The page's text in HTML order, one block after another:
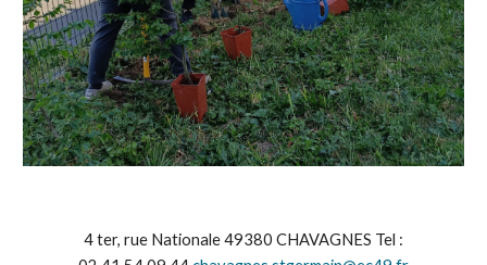
4 ter, rue Nationale 49380 CHAVAGNES Tel :